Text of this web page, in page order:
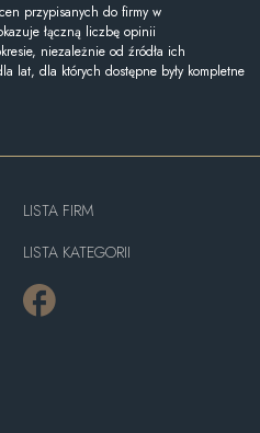
przypisanych do firmy w
łączną liczbę opinii
niezależnie od źródła ich
lat, dla których dostępne były kompletne
LISTA FIRM
LISTA KATEGORII